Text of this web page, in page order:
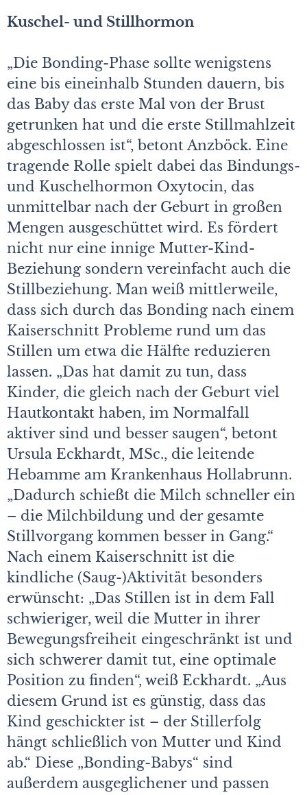
Kuschel- und Stillhormon
„Die Bonding-Phase sollte wenigstens
eine bis eineinhalb Stunden dauern, bis
das Baby das erste Mal von der Brust
getrunken hat und die erste Stillmahlzeit
abgeschlossen ist“, betont Anzböck. Eine
tragende Rolle spielt dabei das Bindungs-
und Kuschelhormon Oxytocin, das
unmittelbar nach der Geburt in großen
Mengen ausgeschüttet wird. Es fördert
nicht nur eine innige Mutter-Kind-
Beziehung sondern vereinfacht auch die
Stillbeziehung. Man weiß mittlerweile,
dass sich durch das Bonding nach einem
Kaiserschnitt Probleme rund um das
Stillen um etwa die Hälfte reduzieren
lassen. „Das hat damit zu tun, dass
Kinder, die gleich nach der Geburt viel
Hautkontakt haben, im Normalfall
aktiver sind und besser saugen“, betont
Ursula Eckhardt, MSc., die leitende
Hebamme am Krankenhaus Hollabrunn.
„Dadurch schießt die Milch schneller ein
– die Milchbildung und der gesamte
Stillvorgang kommen besser in Gang.“
Nach einem Kaiserschnitt ist die
kindliche (Saug-)Aktivität besonders
erwünscht: „Das Stillen ist in dem Fall
schwieriger, weil die Mutter in ihrer
Bewegungsfreiheit eingeschränkt ist und
sich schwerer damit tut, eine optimale
Position zu finden“, weiß Eckhardt. „Aus
diesem Grund ist es günstig, dass das
Kind geschickter ist – der Stillerfolg
hängt schließlich von Mutter und Kind
ab.“ Diese „Bonding-Babys“ sind
außerdem ausgeglichener und passen